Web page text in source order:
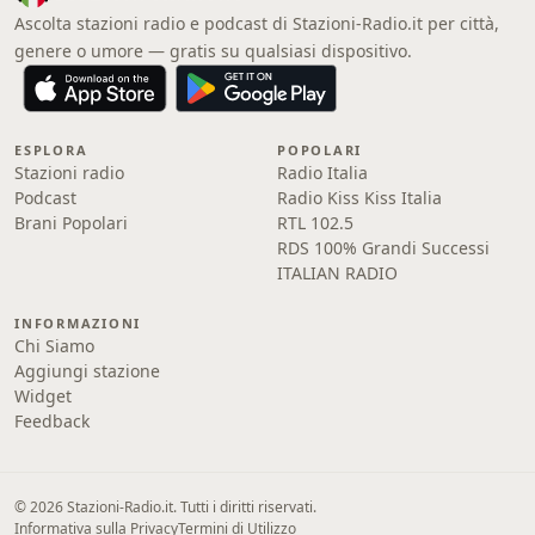
Ascolta stazioni radio e podcast di Stazioni-Radio.it per città,
genere o umore — gratis su qualsiasi dispositivo.
ESPLORA
Stazioni radio
Podcast
Brani Popolari
POPOLARI
Radio Italia
Radio Kiss Kiss Italia
RTL 102.5
RDS 100% Grandi Successi
ITALIAN RADIO
INFORMAZIONI
Chi Siamo
Aggiungi stazione
Widget
Feedback
© 2026 Stazioni-Radio.it. Tutti i diritti riservati.
Informativa sulla PrivacyTermini di Utilizzo